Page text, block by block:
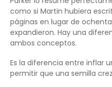
como si Martin hubiera
páginas en lugar de
expandieron. Hay una
ambos conceptos.
Es la diferencia entre inflar
permitir que una semilla